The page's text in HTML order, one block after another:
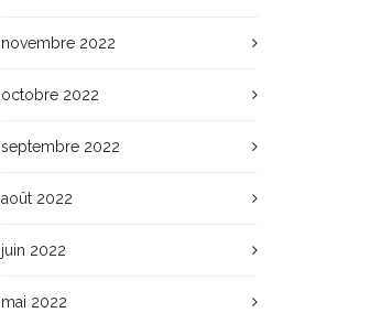
novembre 2022
octobre 2022
septembre 2022
août 2022
juin 2022
mai 2022